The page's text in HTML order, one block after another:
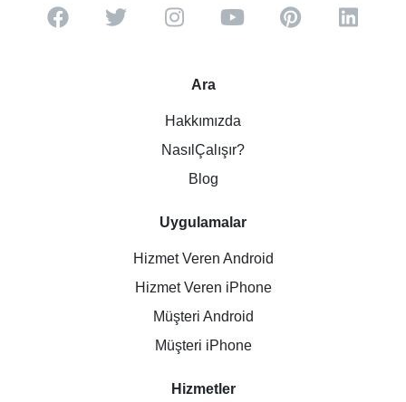
Ara
Hakkımızda
NasılÇalışır?
Blog
Uygulamalar
Hizmet Veren Android
Hizmet Veren iPhone
Müşteri Android
Müşteri iPhone
Hizmetler